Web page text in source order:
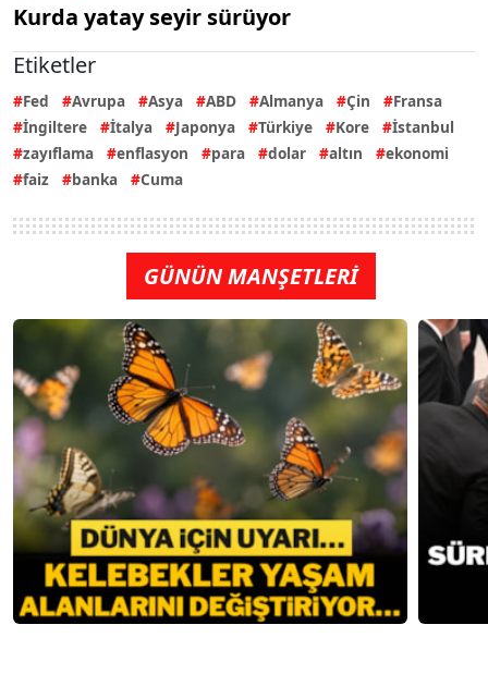
Kurda yatay seyir sürüyor
Etiketler
Fed Avrupa Asya ABD Almanya Çin
Fransa
İngiltere
İtalya Japonya Türkiye Kore
İstanbul
zayıflama
enflasyon para dolar altın
ekonomi
faiz
banka Cuma
GÜNÜN MANŞETLERİ